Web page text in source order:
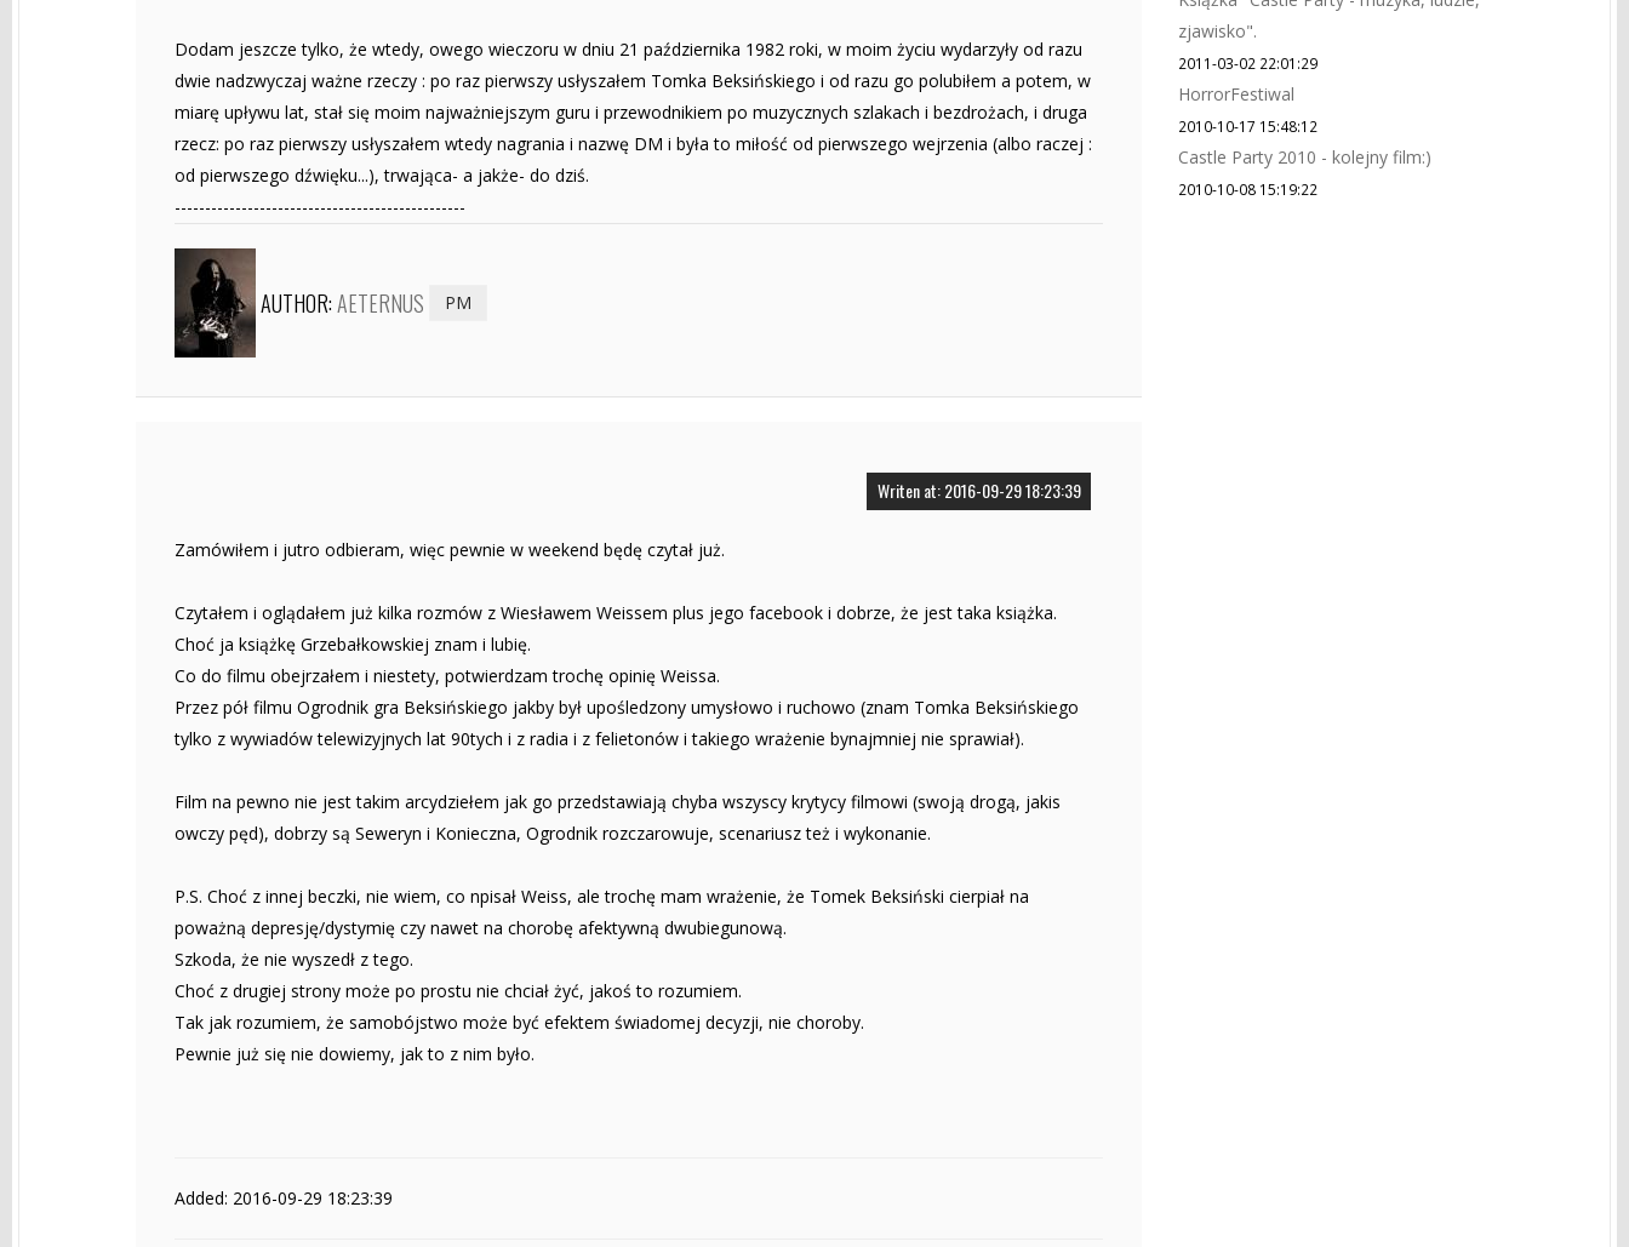
Dodam jeszcze tylko, że wtedy, owego wieczoru w dniu 21 października 1982 roki, w moim życiu wydarzyły od razu
dwie nadzwyczaj ważne rzeczy : po raz pierwszy usłyszałem Tomka Beksińskiego i od razu go polubiłem a potem, w
miarę upływu lat, stał się moim najważniejszym guru i przewodnikiem po muzycznych szlakach i bezdrożach, i druga
rzecz: po raz pierwszy usłyszałem wtedy nagrania i nazwę DM i była to miłość od pierwszego wejrzenia (albo raczej :
od pierwszego dźwięku...), trwająca- a jakże- do dziś.
------------------------------------------------
AUTHOR:AETERNUS PM
Writen at: 2016-09-29 18:23:39
Zamówiłem i jutro odbieram, więc pewnie w weekend będę czytał już.
Czytałem i oglądałem już kilka rozmów z Wiesławem Weissem plus jego facebook i dobrze, że jest taka książka.
Choć ja książkę Grzebałkowskiej znam i lubię.
Co do filmu obejrzałem i niestety, potwierdzam trochę opinię Weissa.
Przez pół filmu Ogrodnik gra Beksińskiego jakby był upośledzony umysłowo i ruchowo (znam Tomka Beksińskiego
tylko z wywiadów telewizyjnych lat 90tych i z radia i z felietonów i takiego wrażenie bynajmniej nie sprawiał).
Film na pewno nie jest takim arcydziełem jak go przedstawiają chyba wszyscy krytycy filmowi (swoją drogą, jakis
owczy pęd), dobrzy są Seweryn i Konieczna, Ogrodnik rozczarowuje, scenariusz też i wykonanie.
P.S. Choć z innej beczki, nie wiem, co npisał Weiss, ale trochę mam wrażenie, że Tomek Beksiński cierpiał na
poważną depresję/dystymię czy nawet na chorobę afektywną dwubiegunową.
Szkoda, że nie wyszedł z tego.
Choć z drugiej strony może po prostu nie chciał żyć, jakoś to rozumiem.
Tak jak rozumiem, że samobójstwo może być efektem świadomej decyzji, nie choroby.
Pewnie już się nie dowiemy, jak to z nim było.
Added: 2016-09-29 18:23:39
zjawisko".
2011-03-02 22:01:29
HorrorFestiwal
2010-10-17 15:48:12
Castle Party 2010 - kolejny film:)
2010-10-08 15:19:22